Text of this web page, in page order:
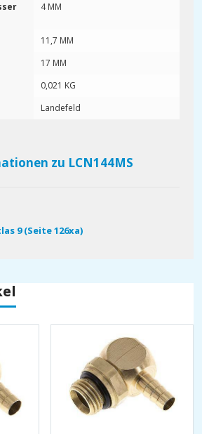
4 MM
11,7 MM
17 MM
0,021 KG
Landefeld
zu LCN144MS
9 (Seite 126xa)